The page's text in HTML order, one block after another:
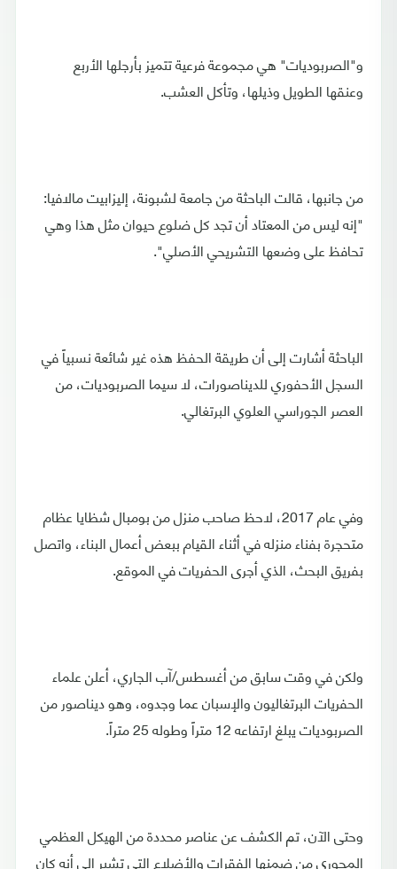
و"الصربوديات" هي مجموعة فرعية تتميز بأرجلها الأربع
وعنقها الطويل وذيلها، وتأكل العشب.
من جانبها، قالت الباحثة من جامعة لشبونة، إليزابيت مالافيا:
"إنه ليس من المعتاد أن تجد كل ضلوع حيوان مثل هذا وهي
تحافظ على وضعها التشريحي الأصلي".
الباحثة أشارت إلى أن طريقة الحفظ هذه غير شائعة نسبياً في
السجل الأحفوري للديناصورات، لا سيما الصربوديات، من
العصر الجوراسي العلوي البرتغالي.
وفي عام 2017، لاحظ صاحب منزل من بومبال شظايا عظام
متحجرة بفناء منزله في أثناء القيام ببعض أعمال البناء، واتصل
بفريق البحث، الذي أجرى الحفريات في الموقع.
ولكن في وقت سابق من أغسطس/آب الجاري، أعلن علماء
الحفريات البرتغاليون والإسبان عما وجدوه، وهو ديناصور من
الصربوديات يبلغ ارتفاعه 12 متراً وطوله 25 متراً.
وحتى الآن، تم الكشف عن عناصر محددة من الهيكل العظمي
المحوري من ضمنها الفقرات والأضلاع التي تشير إلى أنه كان